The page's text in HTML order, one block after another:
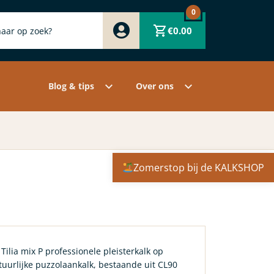
€0.00
0
Zwart
Grijs
Overige pigmenten
Blog & tips Over ons
Contact
mix P professionele pleisterkalk op
puzzolaankalk, bestaande uit CL90
Zomerstop bij de KALKSHOP